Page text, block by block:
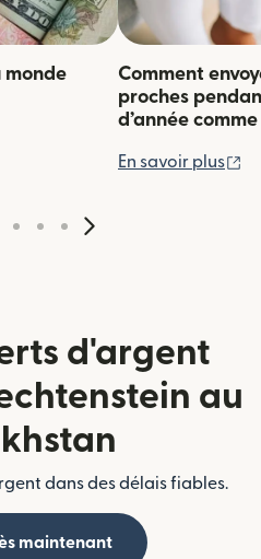
monde
une nouvelle fenêtre)
Comment
proches
d’année
En savoir plus
d'argent
au
dans des délais fiables.
maintenant